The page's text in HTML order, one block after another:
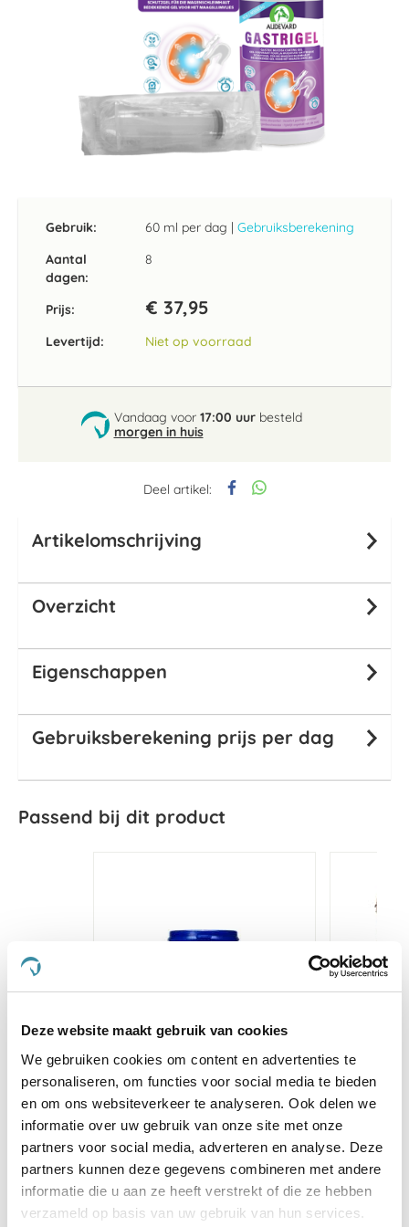
Deze website maakt gebruik van cookies
We gebruiken cookies om content en advertenties te
personaliseren, om functies voor social media te bieden
en om ons websiteverkeer te analyseren. Ook delen we
informatie over uw gebruik van onze site met onze
partners voor social media, adverteren en analyse. Deze
partners kunnen deze gegevens combineren met andere
informatie die u aan ze heeft verstrekt of die ze hebben
verzameld op basis van uw gebruik van hun services.
Deel artikel:
Gebruik: 60 ml per dag | Gebruiksberekening
Aantal
dagen:
8
Prijs: € 37,95
Levertijd: Niet op voorraad
Vandaag voor 17:00 uurbesteld
morgen in huis
begin
afbeeldingen-
gallerij
Artikelomschrijving
Overzicht
Eigenschappen
Gebruiksberekening prijs per dag
Passend bij dit product
Puur Digest Hond/Kat 100 g
€ 20,05 € 19,05